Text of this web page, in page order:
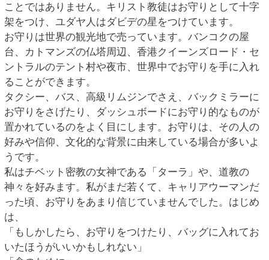
ことではありません。キリスト教徒はお守りとして十字
架をつけ、ユダヤ人はダビデの星をつけています。
お守りは世界の観光地で売っています。バンコクの屋
台、カトマンズの仏塔周辺、香港クイーンズロード・セ
ントラルのテント村や夜市、世界中でお守りを手に入れ
ることができます。
タクシー、バス、高級リムジンでさえ、バックミラーに
お守りをさげたり、ダッシュボードにお守り的なものが
置かれているのをよく目にします。お守りは、その人の
好みや信仰、文化的な背景に由来している場合が多いよ
うです。
私はチベット密教の女神である「ターラ」や、道教の
神々を好みます。私がまだ若くて、キャリアウーマンだ
った頃、お守りをあまり信じていませんでした。はじめ
は、
「もしかしたら、お守りをつけたり、バッグに入れてお
いたほうがいいかもしれない」